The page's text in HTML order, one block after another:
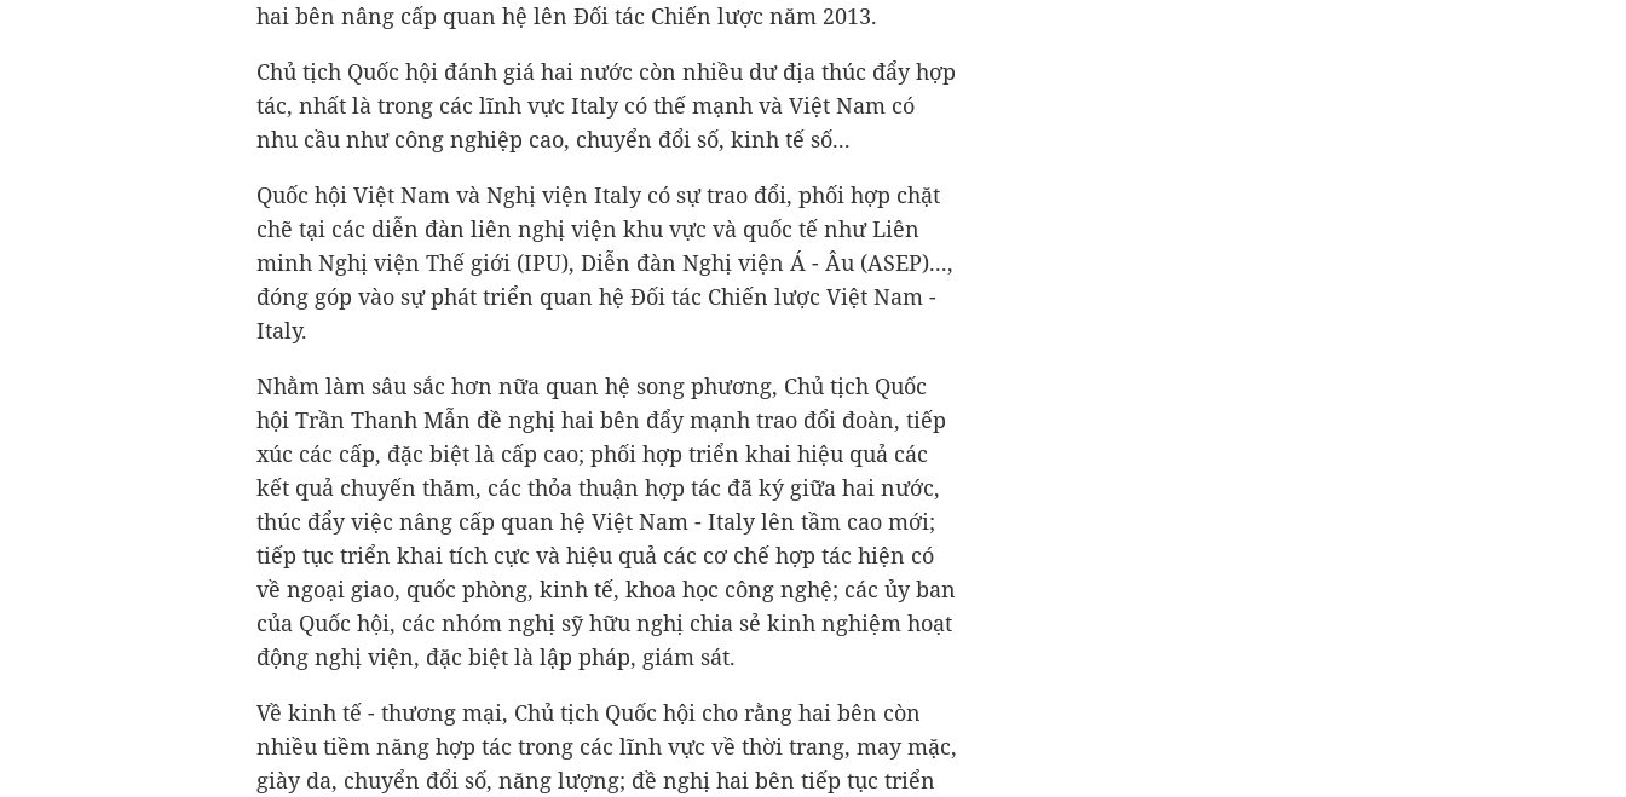
hai bên nâng cấp quan hệ lên Đối tác Chiến lược năm 2013.
Chủ tịch Quốc hội đánh giá hai nước còn nhiều dư địa thúc đẩy hợp
tác, nhất là trong các lĩnh vực Italy có thế mạnh và Việt Nam có
nhu cầu như công nghiệp cao, chuyển đổi số, kinh tế số...
Quốc hội Việt Nam và Nghị viện Italy có sự trao đổi, phối hợp chặt
chẽ tại các diễn đàn liên nghị viện khu vực và quốc tế như Liên
minh Nghị viện Thế giới (IPU), Diễn đàn Nghị viện Á - Âu (ASEP)...,
đóng góp vào sự phát triển quan hệ Đối tác Chiến lược Việt Nam -
Italy.
Nhằm làm sâu sắc hơn nữa quan hệ song phương, Chủ tịch Quốc
hội Trần Thanh Mẫn đề nghị hai bên đẩy mạnh trao đổi đoàn, tiếp
xúc các cấp, đặc biệt là cấp cao; phối hợp triển khai hiệu quả các
kết quả chuyến thăm, các thỏa thuận hợp tác đã ký giữa hai nước,
thúc đẩy việc nâng cấp quan hệ Việt Nam - Italy lên tầm cao mới;
tiếp tục triển khai tích cực và hiệu quả các cơ chế hợp tác hiện có
về ngoại giao, quốc phòng, kinh tế, khoa học công nghệ; các ủy ban
của Quốc hội, các nhóm nghị sỹ hữu nghị chia sẻ kinh nghiệm hoạt
động nghị viện, đặc biệt là lập pháp, giám sát.
Về kinh tế - thương mại, Chủ tịch Quốc hội cho rằng hai bên còn
nhiều tiềm năng hợp tác trong các lĩnh vực về thời trang, may mặc,
giày da, chuyển đổi số, năng lượng; đề nghị hai bên tiếp tục triển